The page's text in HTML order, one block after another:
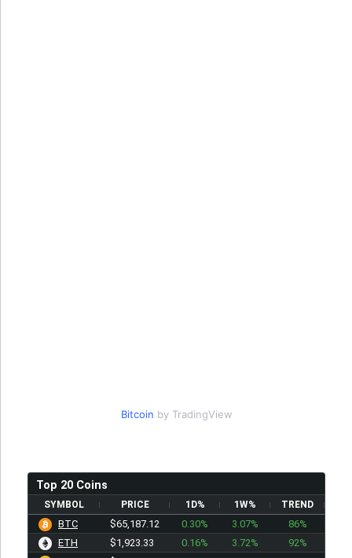
Bitcoin by TradingView
Top 20 Coins
SYMBOL PRICE 1D% 1W% TREND
BTC $65,187.12 0.30% 3.07%
86%
ETH
$1,923.33 0.16% 3.72%
92%